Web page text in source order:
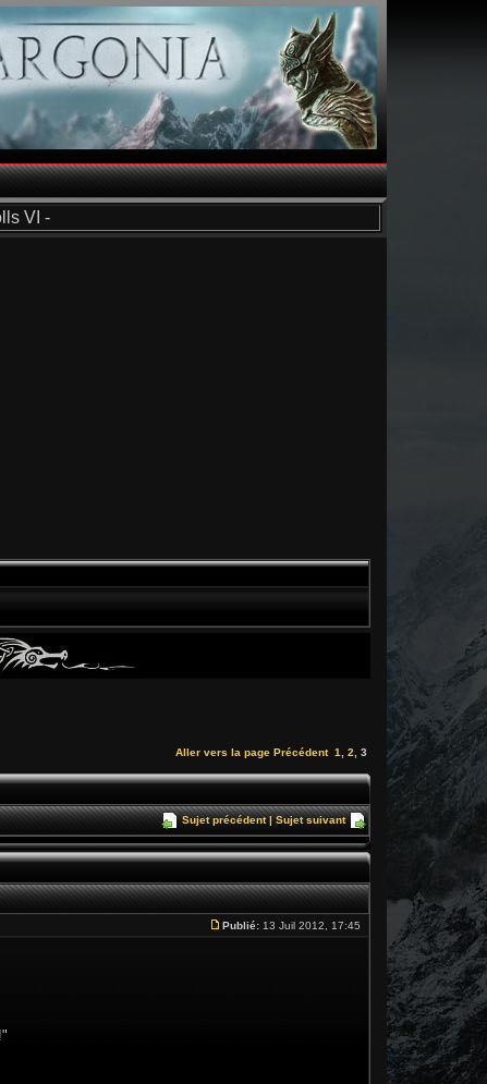
VI -
Aller vers la page Précédent 1 2 3
Sujet précédent|Sujet suivant
Publié: 13 Juil 2012, 17:45